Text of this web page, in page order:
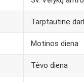
Tarptautinė
Motinos diena
Tėvo diena